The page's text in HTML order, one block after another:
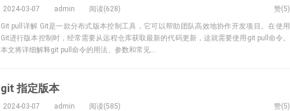
2024-03-07 admin 阅读(628) 赞(5)
Git pull详解 Git是一款分布式版本控制工具，它可以帮助团队高效地协作开发项目。在使用
Git进行版本控制时，经常需要从远程仓库获取最新的代码更新，这就需要使用git pull命令。
本文将详细解释git pull命令的用法、参数和常见...
git 指定版本
2024-03-07 admin 阅读(585) 赞(5)